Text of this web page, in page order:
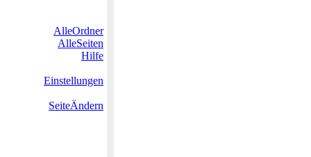
AlleOrdner
AlleSeiten
Hilfe
Einstellungen
SeiteÄndern